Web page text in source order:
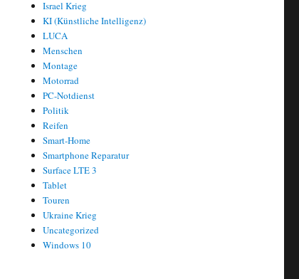
Israel Krieg
KI (Künstliche Intelligenz)
LUCA
Menschen
Montage
Motorrad
PC-Notdienst
Politik
Reifen
Smart-Home
Smartphone Reparatur
Surface LTE 3
Tablet
Touren
Ukraine Krieg
Uncategorized
Windows 10